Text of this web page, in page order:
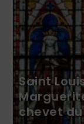
Saint
chevet